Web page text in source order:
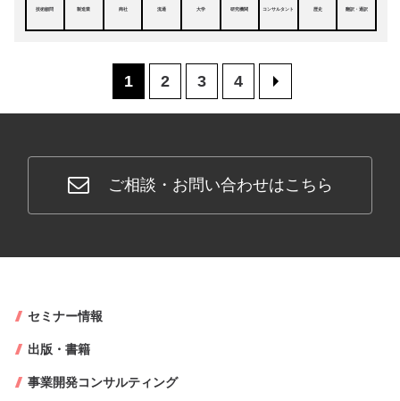
技術顧問 製造業 商社 流通 大学 研究機関 コンサルタント 歴史 翻訳・通訳
1 2 3 4 >
ご相談・お問い合わせはこちら
セミナー情報
出版・書籍
事業開発コンサルティング